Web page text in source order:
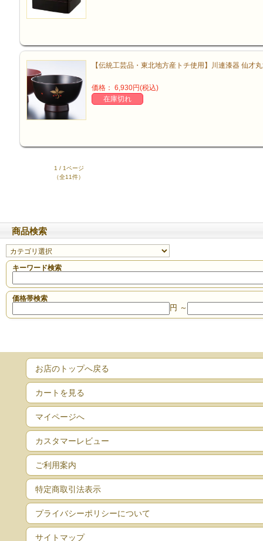
【伝統工芸品・東北地方産トチ使用】川連漆器 仙才
価格： 6,930円(税込)
在庫切れ
1 / 1ページ
（全11件）
商品検索
キーワード検索
価格帯検索
円 ～
お店のトップへ戻る
カートを見る
マイページへ
カスタマーレビュー
ご利用案内
特定商取引法表示
プライバシーポリシーについて
サイトマップ